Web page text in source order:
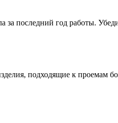
за последний год работы.
подходящие к проемам